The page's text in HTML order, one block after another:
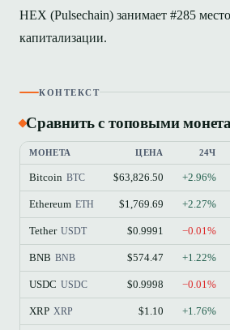
HEX (Pulsechain) занимает #285
капитализации.
КОНТЕКСТ
Сравнить с топовыми
МОНЕТА ЦЕНА 24Ч
Bitcoin BTC $63,826.50 +2.96%
Ethereum ETH $1,769.69 +2.27%
Tether USDT $0.9991 −0.01%
BNB BNB $574.47 +1.22%
USDC USDC $0.9998 −0.01%
XRP XRP $1.10 +1.76%